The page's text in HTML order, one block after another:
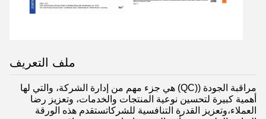
ملف التعريف
مراقبة الجودة ((QC) هي جزء مهم من إدارة الشركة، والتي لها
أهمية كبيرة لتحسين نوعية المنتجات والخدمات، وتعزيز رضا
العملاء،وتعزيز القدرة التنافسية للشركاتستقدم هذه الورقة